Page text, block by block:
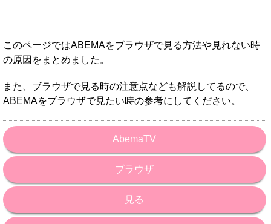
このページではABEMAをブラウザで見る方法や見れない時
の原因をまとめました。
また、ブラウザで見る時の注意点なども解説してるので、
ABEMAをブラウザで見たい時の参考にしてください。
AbemaTV
ブラウザ
見る